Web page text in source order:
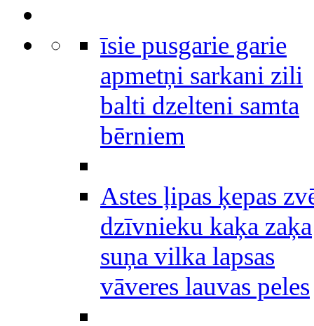
īsie pusgarie garie
apmetņi sarkani zili
balti dzelteni samta
bērniem
Astes ļipas ķepas
dzīvnieku kaķa zaķa
suņa vilka lapsas
vāveres lauvas peles